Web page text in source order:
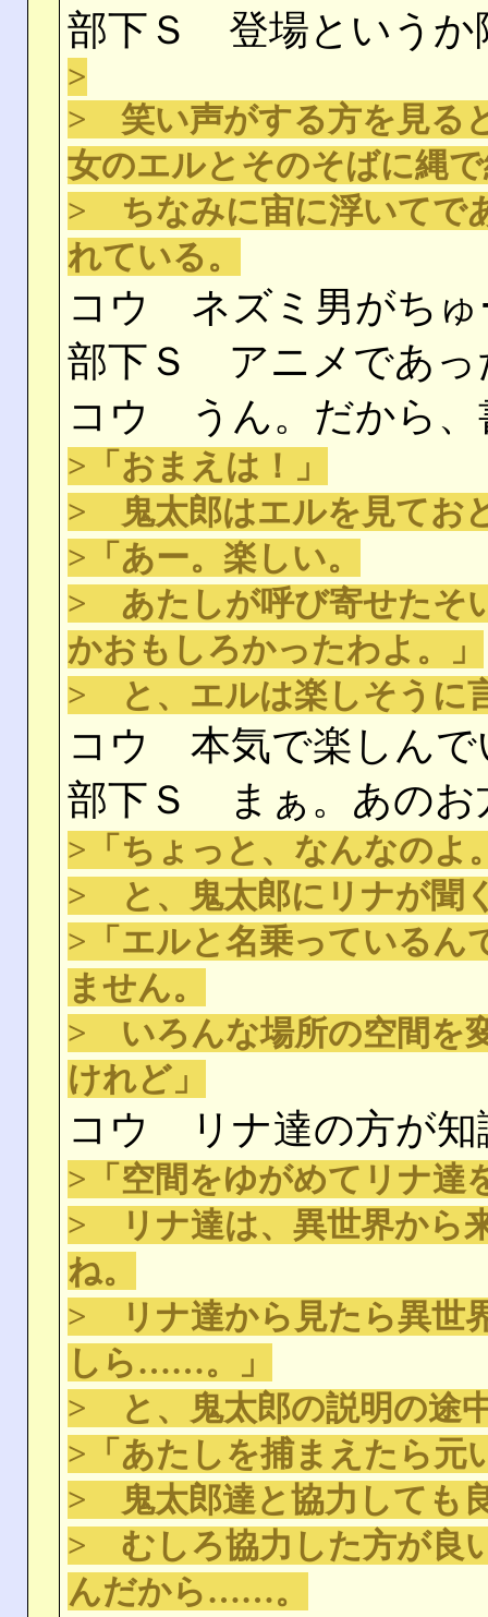
部下Ｓ 登場という
>
> 笑い声がする方を見る
女のエルとそのそばに縄
> ちなみに宙に浮いてで
れている。
コウ ネズミ男がちゅ
部下Ｓ アニメであっ
コウ うん。だから、
>「おまえは！」
> 鬼太郎はエルを見てお
>「あー。楽しい。
> あたしが呼び寄せたそ
かおもしろかったわよ。」
> と、エルは楽しそうに
コウ 本気で楽しんで
部下Ｓ まぁ。あの
>「ちょっと、なんなのよ
> と、鬼太郎にリナが聞
>「エルと名乗っているん
ません。
> いろんな場所の空間を
けれど」
コウ リナ達の方が知
>「空間をゆがめてリナ達
> リナ達は、異世界から
ね。
> リナ達から見たら異世
しら……。」
> と、鬼太郎の説明の途
>「あたしを捕まえたら元
> 鬼太郎達と協力しても
> むしろ協力した方が良
んだから……。